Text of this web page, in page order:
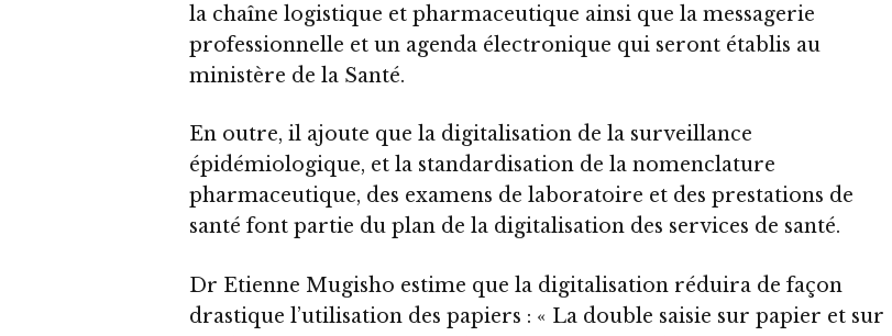
la chaîne logistique et pharmaceutique ainsi que la messagerie
professionnelle et un agenda électronique qui seront établis au
ministère de la Santé.
En outre, il ajoute que la digitalisation de la surveillance
épidémiologique, et la standardisation de la nomenclature
pharmaceutique, des examens de laboratoire et des prestations de
santé font partie du plan de la digitalisation des services de santé.
Dr Etienne Mugisho estime que la digitalisation réduira de façon
drastique l’utilisation des papiers : « La double saisie sur papier et sur